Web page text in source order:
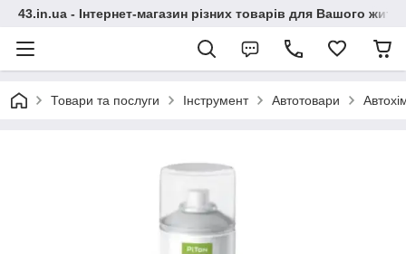
43.in.ua - Інтернет-магазин різних товарів для Вашого
Товари та послуги Інструмент Автотовари